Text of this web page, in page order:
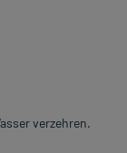
verzehren.